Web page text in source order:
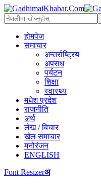
होमपेज
समाचार
अन्तर्राष्ट्रिय
अपराध
पर्यटन
शिक्षा
स्वास्थ्य
मधेश प्रदेश
राजनीति
अर्थ
लेख / बिचार
खेल समाचार
मनोरंजन
ENGLISH
Font Resizerअ